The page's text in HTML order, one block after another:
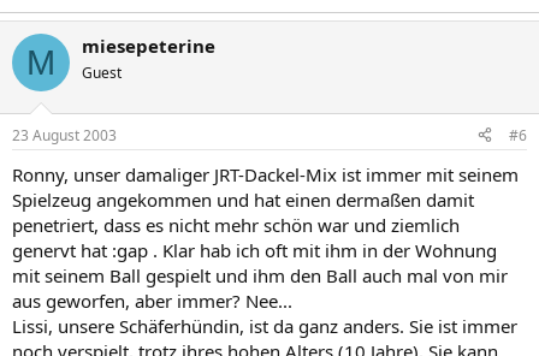
M miesepeterine
Guest
23 August 2003 #6
Ronny, unser damaliger JRT-Dackel-Mix ist immer mit seinem
Spielzeug angekommen und hat einen dermaßen damit
penetriert, dass es nicht mehr schön war und ziemlich
genervt hat :gap . Klar hab ich oft mit ihm in der Wohnung
mit seinem Ball gespielt und ihm den Ball auch mal von mir
aus geworfen, aber immer? Nee...
Lissi, unsere Schäferhündin, ist da ganz anders. Sie ist immer
noch verspielt, trotz ihres hohen Alters (10 Jahre). Sie kann